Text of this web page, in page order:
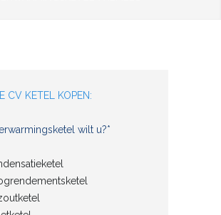
CV KETEL KOPEN:
wilt u?*